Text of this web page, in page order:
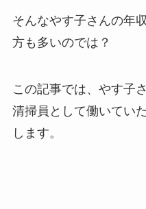
そんなやす子さんの年
方も多いのでは？
この記事では、やす子
清掃員として働いてい
します。